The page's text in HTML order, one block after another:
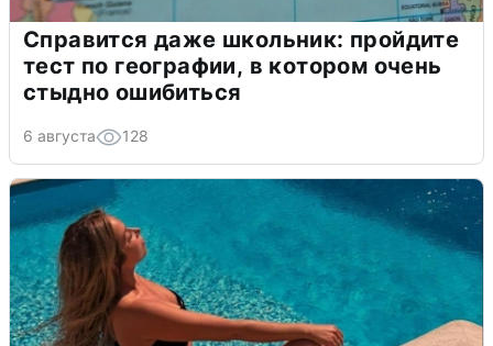
Справится даже школьник: пройдите
тест по географии, в котором очень
стыдно ошибиться
6 августа 128